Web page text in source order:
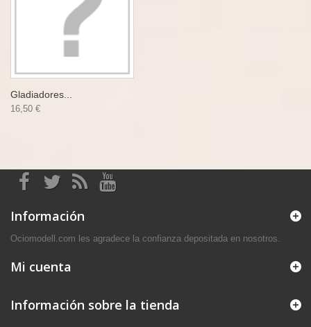
Gladiadores...
16,50 €
Información
Ociomodell.com les agradece la confianza depositada en nosotros.
Mi cuenta
Información sobre la tienda